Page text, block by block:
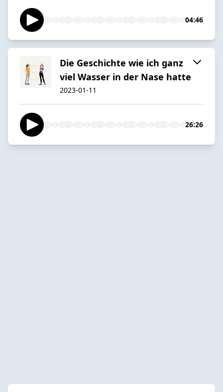
04:46
Die Geschichte wie ich ganz
viel Wasser in der Nase hatte
2023-01-11
26:26